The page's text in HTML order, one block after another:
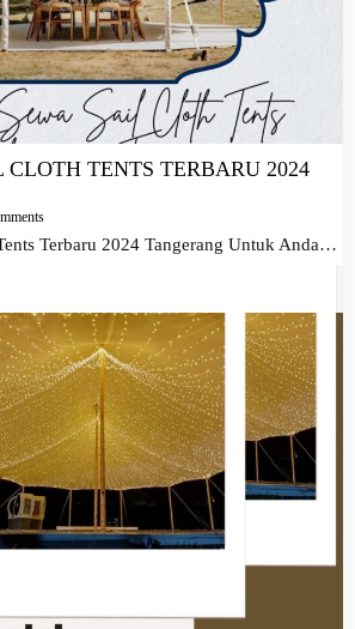
CLOTH TENTS TERBARU 2024
Terbaru 2024 Tangerang Untuk Anda…